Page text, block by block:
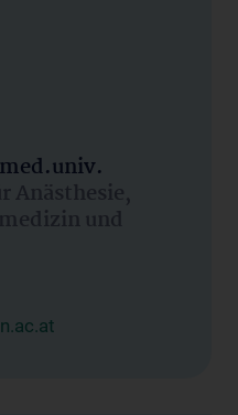
Anästhesie,
und